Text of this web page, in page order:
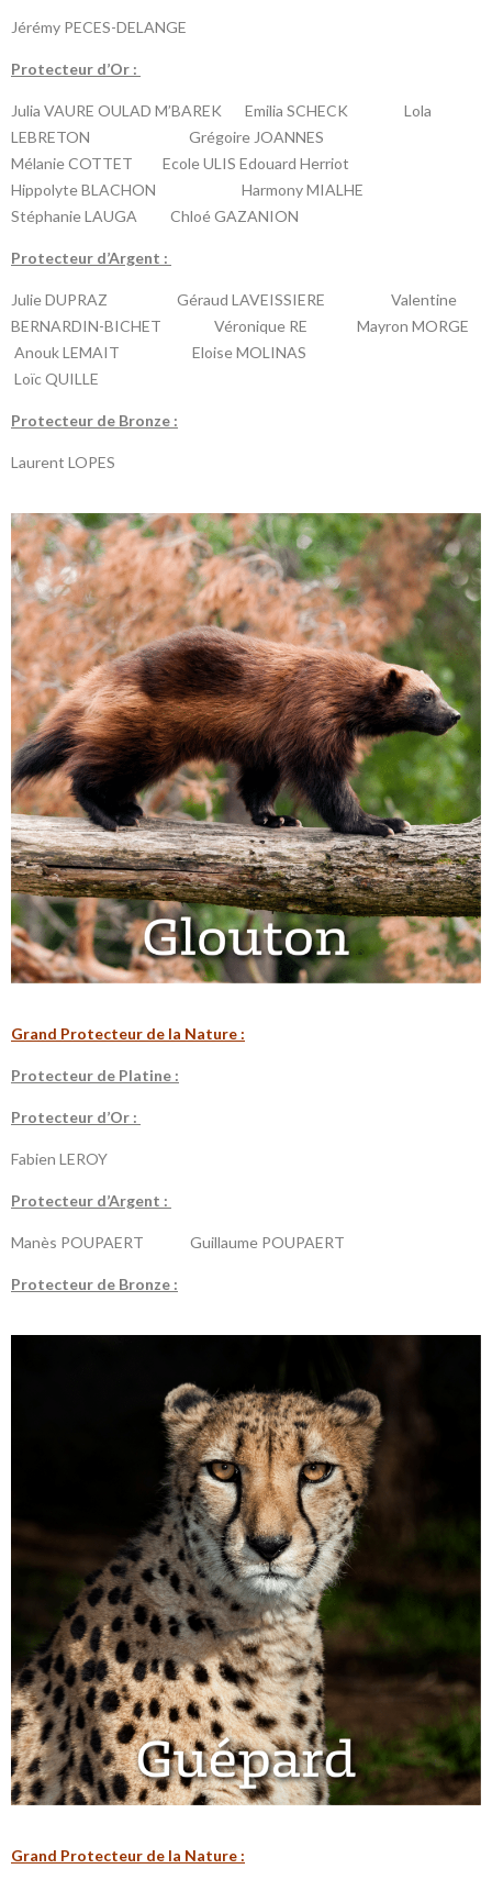
Jérémy PECES-DELANGE
Protecteur d’Or :
Julia VAURE OULAD M’BAREK Emilia SCHECK Lola
LEBRETON Grégoire JOANNES
Mélanie COTTET Ecole ULIS Edouard Herriot
Hippolyte BLACHON Harmony MIALHE
Stéphanie LAUGA Chloé GAZANION
Protecteur d’Argent :
Julie DUPRAZ Géraud LAVEISSIERE Valentine
BERNARDIN-BICHET Véronique RE Mayron MORGE
Anouk LEMAIT Eloise MOLINAS
Loïc QUILLE
Protecteur de Bronze :
Laurent LOPES
Grand Protecteur de la Nature :
Protecteur de Platine :
Protecteur d’Or :
Fabien LEROY
Protecteur d’Argent :
Manès POUPAERT Guillaume POUPAERT
Protecteur de Bronze :
Grand Protecteur de la Nature :